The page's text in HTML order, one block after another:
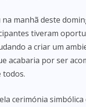
manhã deste
tiveram
a criar um
acabaria por ser
todos.
cerimónia